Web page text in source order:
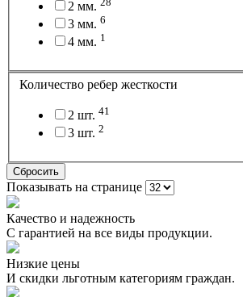
2 мм.
3 мм. 6
4 мм. 1
Количество ребер жесткости
2 шт. 41
3 шт. 2
Сбросить
Показывать на странице
Качество и надежность
С гарантией на все виды продукции.
Низкие цены
И скидки льготным категориям граждан.